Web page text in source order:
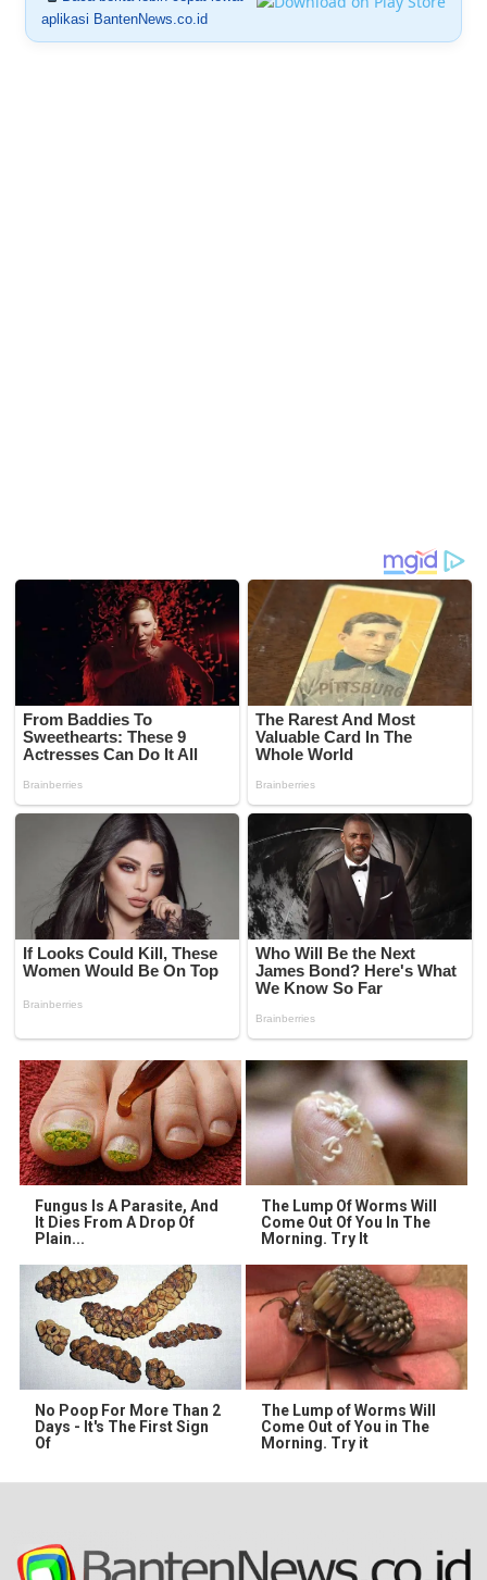
aplikasi BantenNews.co.id
Fungus Is A Parasite, And
It Dies From A Drop Of
Plain...
The Lump Of Worms Will
Come Out Of You In The
Morning. Try It
No Poop For More Than 2
Days - It's The First Sign
Of
The Lump of Worms Will
Come Out of You in The
Morning. Try it